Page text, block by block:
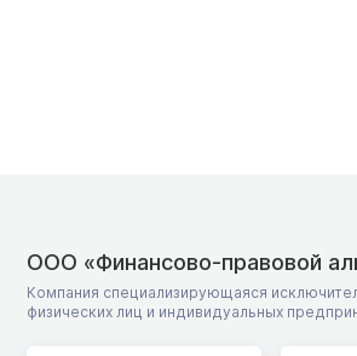
ООО «Финансово-правовой
Компания специализирующаяся
физических лиц и индивидуальных